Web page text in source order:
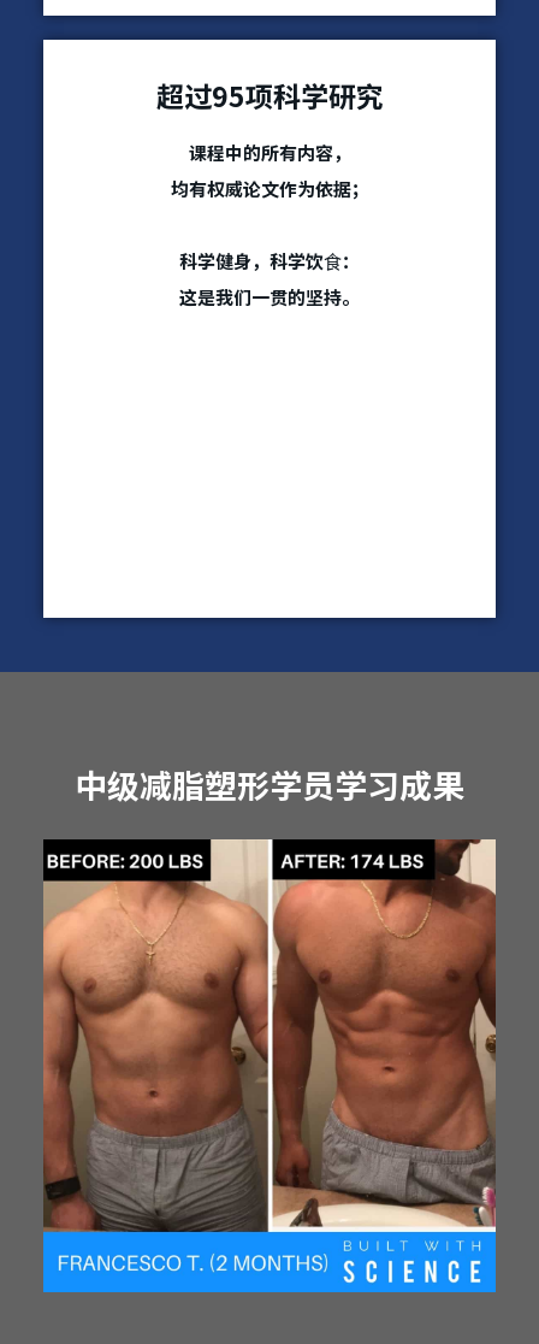
超过95项科学研究
课程中的所有内容，
均有权威论文作为依据；
科学健身，科学饮食：
这是我们一贯的坚持。
中级减脂塑形学员学习成果